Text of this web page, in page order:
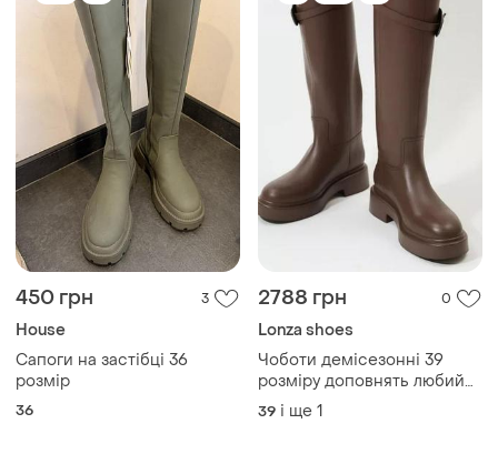
450 грн 3
House
Сапоги на застібці 36
розмір
36
2788 грн 0
Lonza shoes
Чоботи демісезонні 39
розміру доповнять любий
образ
39 і ще 1